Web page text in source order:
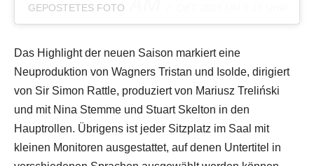
GEPOSTETES FOTO
Das Highlight der neuen Saison markiert eine
Neuproduktion von Wagners Tristan und Isolde, dirigiert
von Sir Simon Rattle, produziert von Mariusz Treliński
und mit Nina Stemme und Stuart Skelton in den
Hauptrollen. Übrigens ist jeder Sitzplatz im Saal mit
kleinen Monitoren ausgestattet, auf denen Untertitel in